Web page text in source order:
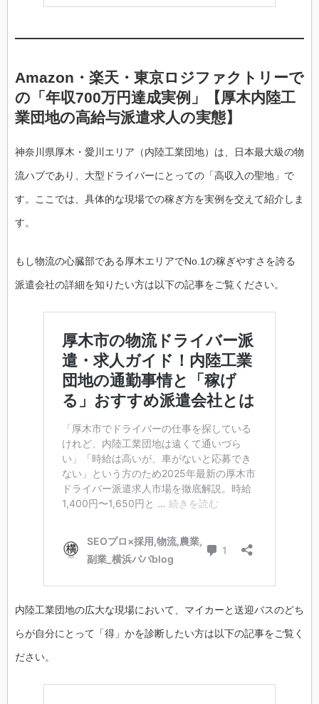
Amazon・楽天・東京ロジファクトリーで
の「年収700万円達成実例」【厚木内陸工
業団地の高給与派遣求人の実態】
神奈川県厚木・愛川エリア（内陸工業団地）は、日本最大級の物
流ハブであり、大型ドライバーにとっての「高収入の聖地」で
す。ここでは、具体的な現場での稼ぎ方を実例を交えて紹介しま
す。
もし物流の心臓部である厚木エリアでNo.1の稼ぎやすさを誇る
派遣会社の詳細を知りたい方は以下の記事をご覧ください。
内陸工業団地の広大な現場において、マイカーと送迎バスのどち
らが自分にとって「得」かを診断したい方は以下の記事をご覧く
ださい。